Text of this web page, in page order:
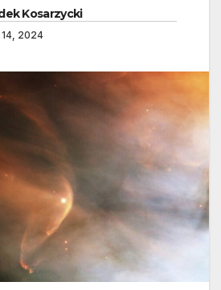
Kosarzycki
14, 2024